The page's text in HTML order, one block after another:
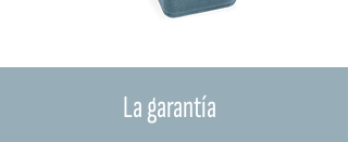
La garantía